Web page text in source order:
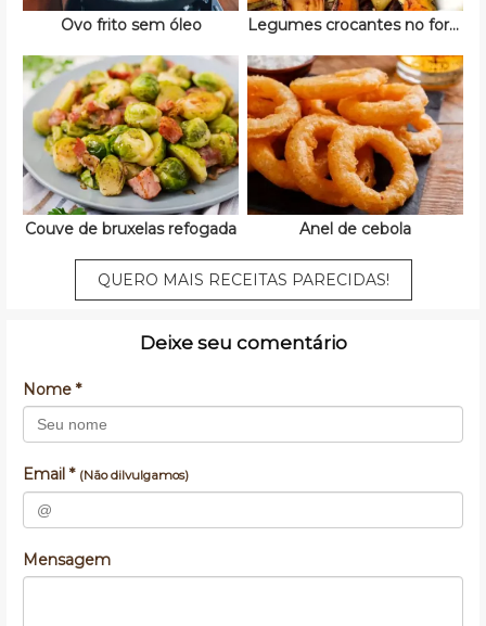
Ovo frito sem óleo Legumes crocantes no forno
Couve de bruxelas refogada Anel de cebola
QUERO MAIS RECEITAS PARECIDAS!
Deixe seu comentário
Nome *
Email * (Não dilvulgamos)
Mensagem